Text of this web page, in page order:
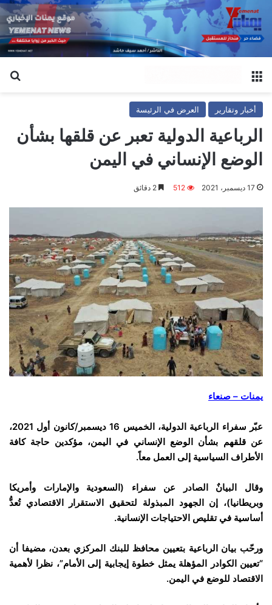
أخبار وتقارير العرض في الرئيسة
الرباعية الدولية تعبر عن قلقها بشأن
الوضع الإنساني في اليمن
17 ديسمبر، 2021 512
يمنات – صنعاء
عبّر سفراء الرباعية الدولية، الخميس 16 ديسمبر/كانون أول 2021،
عن قلقهم بشأن الوضع الإنساني في اليمن، مؤكدين حاجة كافة
الأطراف السياسية إلى العمل معاً.
وقال البيانٌ الصادر عن سفراء (السعودية والإمارات وأمريكا
وبريطانيا)، إن الجهود المبذولة لتحقيق الاستقرار الاقتصادي تُعدُّ
أساسية في تقليص الاحتياجات الإنسانية.
ورحّب بيان الرباعية بتعيين محافظ للبنك المركزي بعدن، مضيفا أن
“تعيين الكوادر المؤهلة يمثل خطوة إيجابية إلى الأمام”، نظرا لأهمية
الاقتصاد للوضع في اليمن.